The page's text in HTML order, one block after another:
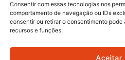
Consentir com essas tecnologias nos
comportamento de navegação ou IDs
consentir ou retirar o consentimento
recursos e funções.
Aceitar
Subscreva Newsletter: